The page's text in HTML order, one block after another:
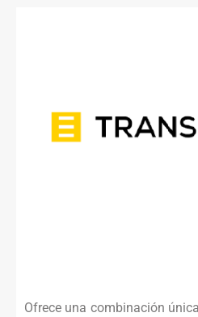
Ofrece una combinación